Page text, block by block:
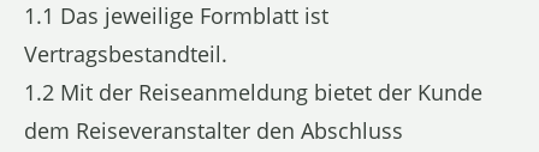
1.1 Das jeweilige Formblatt ist
Vertragsbestandteil.
1.2 Mit der Reiseanmeldung bietet der Kunde
dem Reiseveranstalter den Abschluss